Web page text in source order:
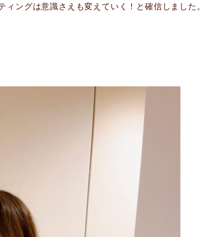
ングは意識さえも変えていく！と確信しました。